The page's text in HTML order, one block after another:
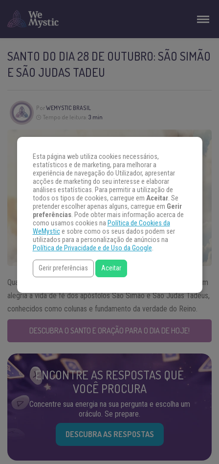
SANTO DO DIA 28 DE OUTUBRO: SÃO SIMÃO
E SÃO JUDAS TADEU
PorWEMYSTIC BRASIL
Tempo de leitura: 3 min
Quando falamos do
28 de outubro celebramos com
alegria a vida de fé dos apóstolos São Simão e São Judas Tadeus,
conhecidos como colunas e fundamento da verdade do Reino.
DESCUBRA O SANTO E ORAÇÃO PARA O DIA DE HOJE!
ENCONTRE AS RESPOSTAS QUE
VOCÊ PROCURA
Concentre sua energia na sua pergunta e escolha um
oráculo. Se prepare.
DESCUBRA AS RESPOSTAS
Esta página web utiliza cookies necessários,
estatísticos e de marketing, para melhorar a
experiência de navegação do Utilizador, apresentar
acções de marketing do seu interesse e elaborar
análises estatísticas. Para permitir a utilização de
todos os tipos de cookies, carregue em Aceitar. Se
pretender escolher apenas alguns, carregue em Gerir
preferências. Pode obter mais informação acerca de
como usamos cookies na Política de Cookies da
WeMystice sobre como os seus dados podem ser
utilizados para a personalização de anúncios na
Política de Privacidade e de Uso da Google.
Gerir preferências Aceitar